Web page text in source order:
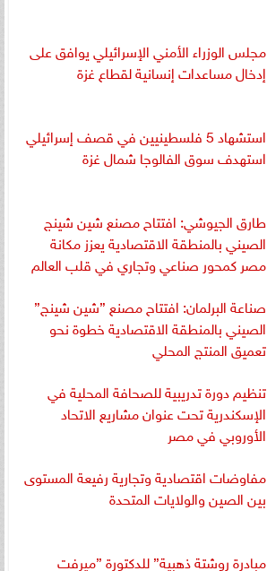
مجلس الوزراء الأمني الإسرائيلي يوافق على
إدخال مساعدات إنسانية لقطاع غزة
استشهاد 5 فلسطينيين في قصف إسرائيلي
استهدف سوق الفالوجا شمال غزة
طارق الجيوشي: افتتاح مصنع شين شينج
الصيني بالمنطقة الاقتصادية يعزز مكانة
مصر كمحور صناعي وتجاري في قلب العالم
صناعة البرلمان: افتتاح مصنع ”شين شينج”
الصيني بالمنطقة الاقتصادية خطوة نحو
تعميق المنتج المحلي
تنظيم دورة تدريبية للصحافة المحلية في
الإسكندرية تحت عنوان مشاريع الاتحاد
الأوروبي في مصر
مفاوضات اقتصادية وتجارية رفيعة المستوى
بين الصين والولايات المتحدة
مبادرة روشتة ذهبية” للدكتورة ”ميرفت